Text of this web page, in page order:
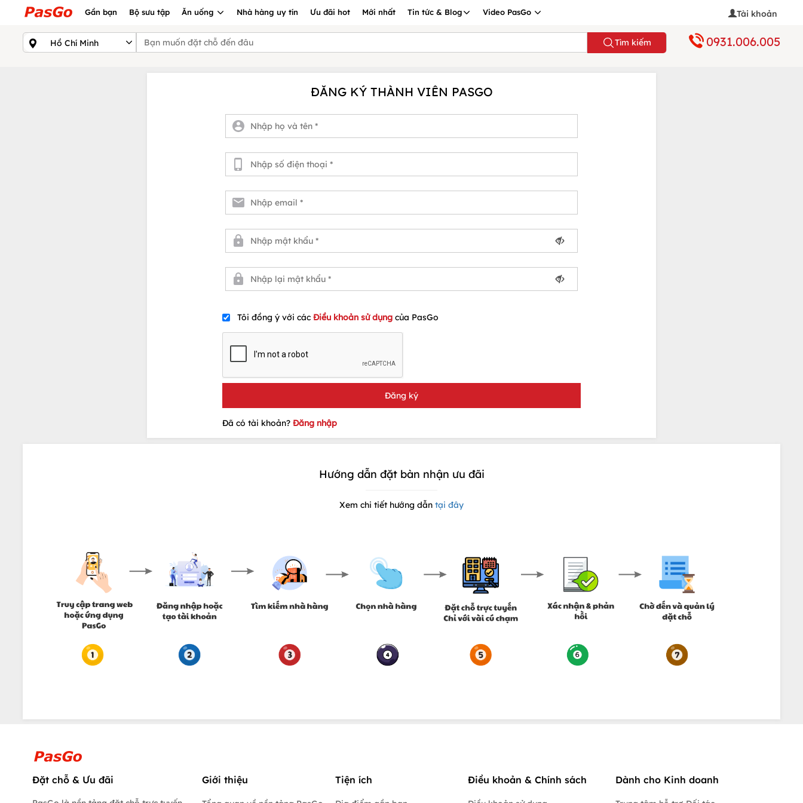
Gần bạn Bộ sưu tập Ăn uống Nhà hàng uy tín Ưu đãi hot Mới nhất Tin tức & Blog Video PasGo Tài khoản
Tìm kiếm 0931.006.005
ĐĂNG KÝ THÀNH VIÊN PASGO
Tôi đồng ý với các Điều khoản sử dụng của PasGo
Đã có tài khoản? Đăng nhập
Hướng dẫn đặt bàn nhận ưu đãi
Xem chi tiết hướng dẫn tại đây
Đặt chỗ & Ưu đãi Giới thiệu Tiện ích Điều khoản & Chính sách Dành cho Kinh doanh